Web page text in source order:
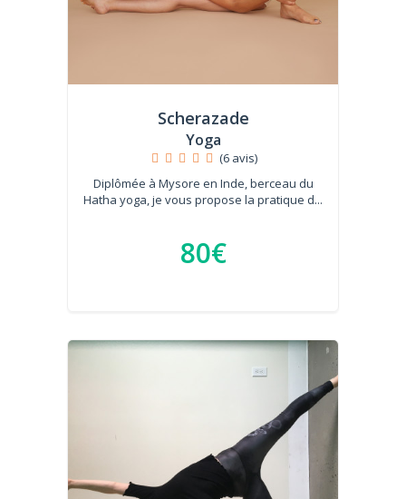
Scherazade
Yoga
(6 avis)
Diplômée à Mysore en Inde, berceau du
Hatha yoga, je vous propose la pratique d...
80€